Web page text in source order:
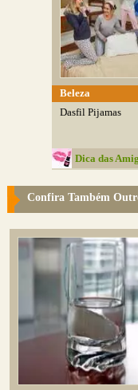
Beleza
Dasfil Pijamas
Dica das
Confira Também